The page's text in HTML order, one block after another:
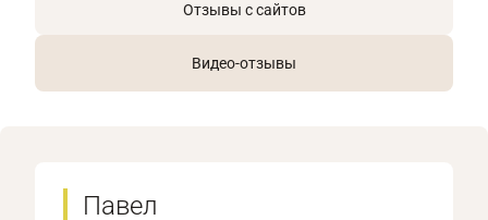
Отзывы с сайтов
Видео-отзывы
Павел